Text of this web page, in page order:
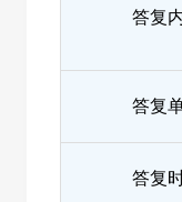
答复
答复
答复